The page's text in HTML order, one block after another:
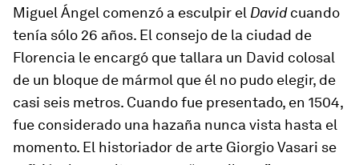
Miguel Ángel comenzó a esculpir el Davidcuando
tenía sólo 26 años. El consejo de la ciudad de
Florencia le encargó que tallara un David colosal
de un bloque de mármol que él no pudo elegir, de
casi seis metros. Cuando fue presentado, en 1504,
fue considerado una hazaña nunca vista hasta el
momento. El historiador de arte Giorgio Vasari se